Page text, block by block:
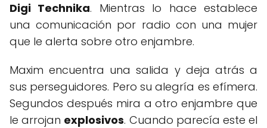
Digi Technika. Mientras lo hace establece
una comunicación por radio con una mujer
que le alerta sobre otro enjambre.
Maxim encuentra una salida y deja atrás a
sus perseguidores. Pero su alegría es efímera.
Segundos después mira a otro enjambre que
le arrojan explosivos. Cuando parecía este el